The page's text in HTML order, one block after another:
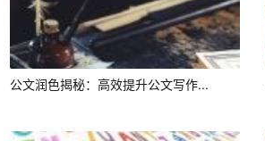
公文润色揭秘：高效提升公文写作...